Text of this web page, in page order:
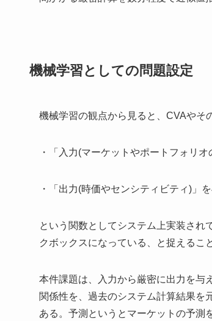
機械学習としての問題設定
機械学習の観点から見ると、CVAやそ
・「入力(マーケットやポートフォリオ
・「出力(時価やセンシティビティ)」
という関数としてシステム上実装され
クボックスになっている、と捉えるこ
本件課題は、入力から厳密に出力を与
関係性を、過去のシステム計算結果を
ある。予測というとマーケットの予測